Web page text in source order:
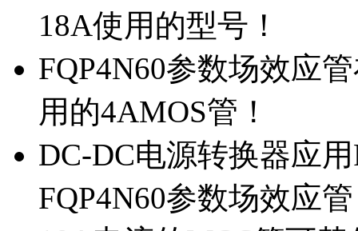
18A使用的型号！
FQP4N60参数场效应
用的4AMOS管！
DC-DC电源转换器应
FQP4N60参数场效应